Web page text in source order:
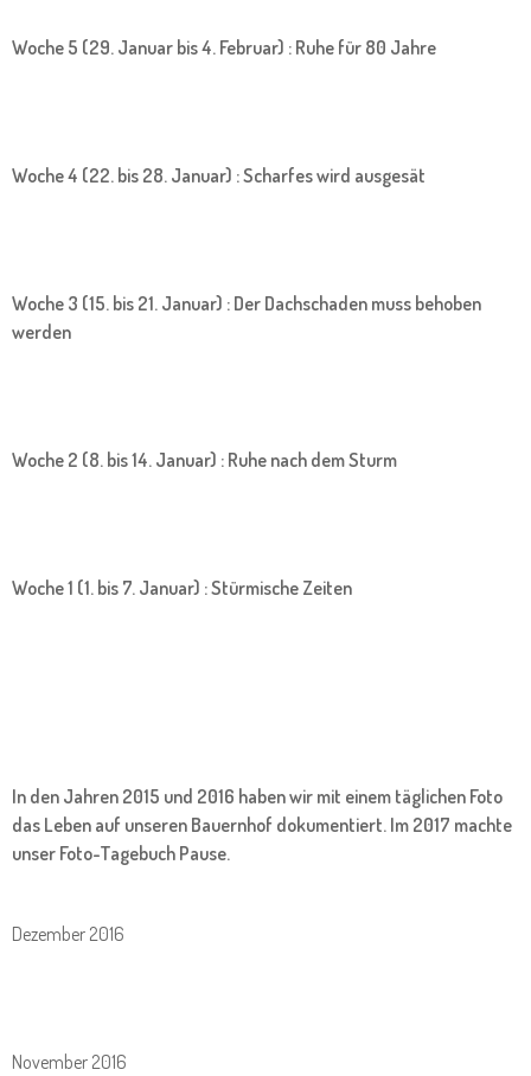
Woche 5 (29. Januar bis 4. Februar) : Ruhe für 80 Jahre
Woche 4 (22. bis 28. Januar) : Scharfes wird ausgesät
Woche 3 (15. bis 21. Januar) : Der Dachschaden muss behoben
werden
Woche 2 (8. bis 14. Januar) : Ruhe nach dem Sturm
Woche 1 (1. bis 7. Januar) : Stürmische Zeiten
In den Jahren 2015 und 2016 haben wir mit einem täglichen Foto
das Leben auf unseren Bauernhof dokumentiert. Im 2017 machte
unser Foto-Tagebuch Pause.
Dezember 2016
November 2016